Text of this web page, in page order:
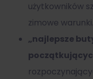
użytkowników
zimowe warunki.
„najlepsze